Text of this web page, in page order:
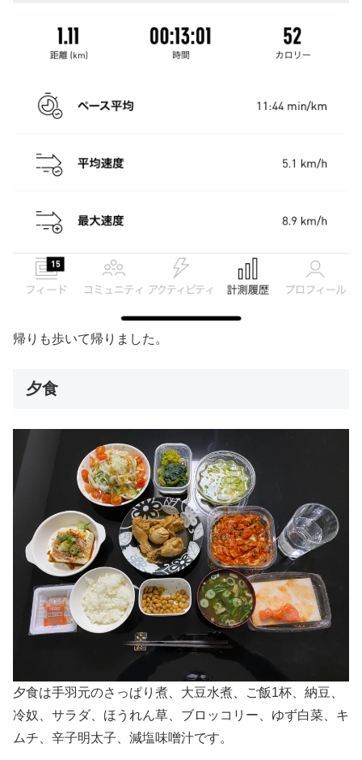
帰りも歩いて帰りました。
夕食
夕食は手羽元のさっぱり煮、大豆水煮、ご飯1杯、納豆、
冷奴、サラダ、ほうれん草、ブロッコリー、ゆず白菜、キ
ムチ、辛子明太子、減塩味噌汁です。